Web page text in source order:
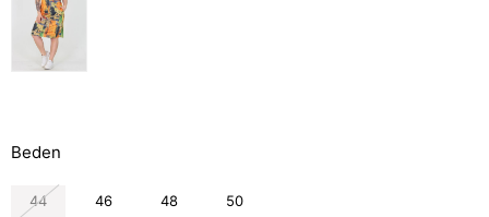
Beden
44 46 48 50